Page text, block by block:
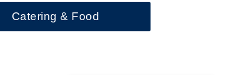
Catering & Food